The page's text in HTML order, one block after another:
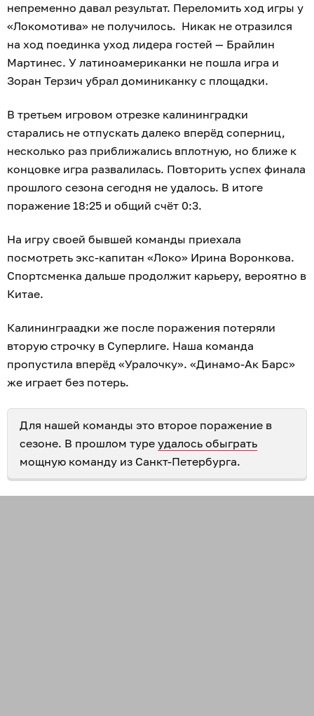
непременно давал результат. Переломить ход игры у
«Локомотива» не получилось. Никак не отразился
на ход поединка уход лидера гостей — Брайлин
Мартинес. У латиноамериканки не пошла игра и
Зоран Терзич убрал доминиканку с площадки.
В третьем игровом отрезке калининградки
старались не отпускать далеко вперёд соперниц,
несколько раз приближались вплотную, но ближе к
концовке игра развалилась. Повторить успех финала
прошлого сезона сегодня не удалось. В итоге
поражение 18:25 и общий счёт 0:3.
На игру своей бывшей команды приехала
посмотреть экс-капитан «Локо» Ирина Воронкова.
Спортсменка дальше продолжит карьеру, вероятно в
Китае.
Калининграадки же после поражения потеряли
вторую строчку в Суперлиге. Наша команда
пропустила вперёд «Уралочку». «Динамо-Ак Барс»
же играет без потерь.
Для нашей команды это второе поражение в
сезоне. В прошлом туре удалось обыграть
мощную команду из Санкт-Петербурга.